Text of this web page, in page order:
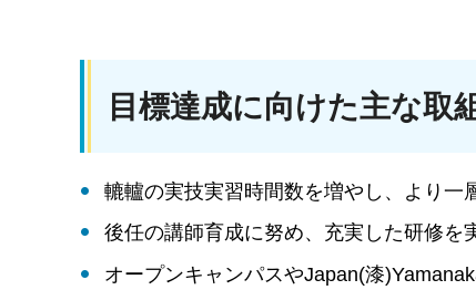
目標達成に向けた主な取
轆轤の実技実習時間数を増やし、より一
後任の講師育成に努め、充実した研修を
オープンキャンパスやJapan(漆